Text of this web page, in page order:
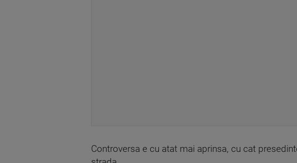
Controversa e cu atat mai aprinsa, cu cat